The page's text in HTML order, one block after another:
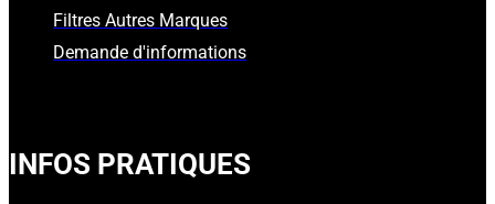
Filtres Autres Marques
Demande d'informations
INFOS PRATIQUES